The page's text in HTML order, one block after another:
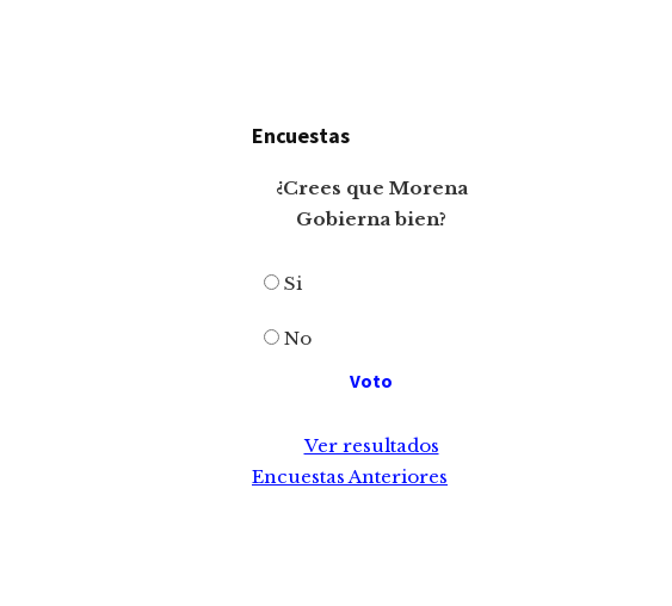
Encuestas
¿Crees que Morena
Gobierna bien?
Si
No
Ver resultados
Encuestas Anteriores